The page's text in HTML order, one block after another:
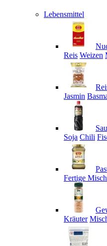
Lebensmittel
Reis Weizen
Jasmin
Soja Chili
Fertige
Kräuter